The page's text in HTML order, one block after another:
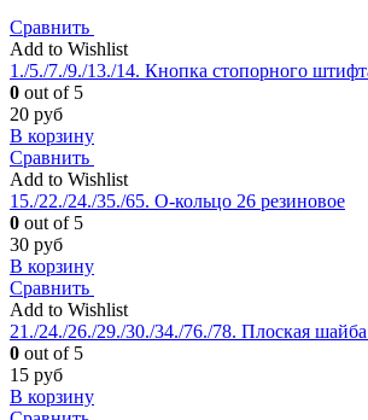
Сравнить
Add to Wishlist
1./5./7./9./13./14. Кнопка стопорного
0 out of 5
20 руб
В корзину
Сравнить
Add to Wishlist
15./22./24./35./65. О-кольцо 26 резиновое
0 out of 5
30 руб
В корзину
Сравнить
Add to Wishlist
21./24./26./29./30./34./76./78. Плоская
0 out of 5
15 руб
В корзину